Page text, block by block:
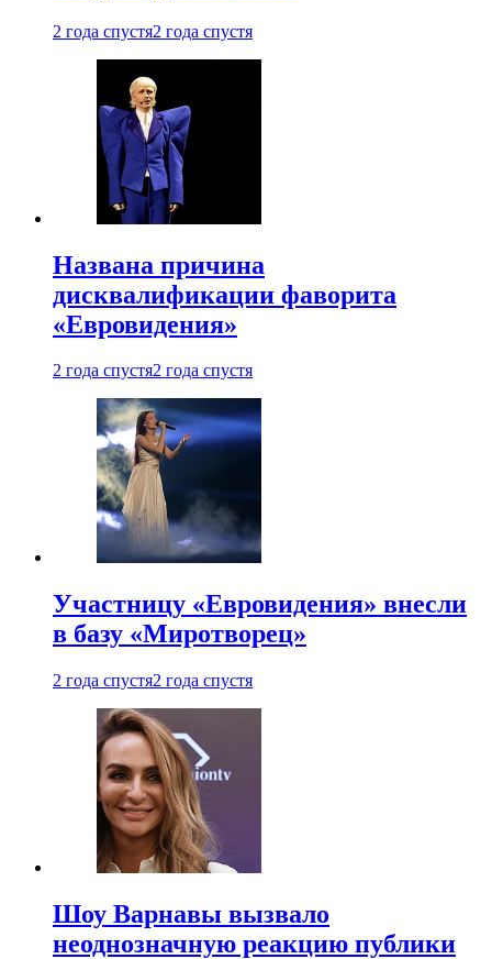
2 года спустя2 года спустя
Названа причина
дисквалификации фаворита
«Евровидения»
2 года спустя2 года спустя
Участницу «Евровидения» внесли
в базу «Миротворец»
2 года спустя2 года спустя
Шоу Варнавы вызвало
неоднозначную реакцию публики